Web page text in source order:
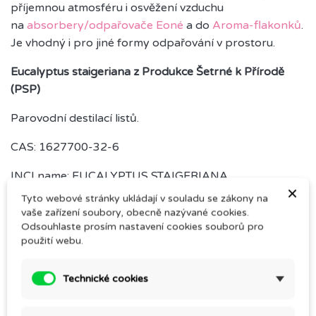
příjemnou atmosféru i osvěžení vzduchu
na absorbery/odpařovače Eoné a do Aroma-flakonků.
Je vhodný i pro jiné formy odpařování v prostoru.
Eucalyptus staigeriana z Produkce Šetrné k Přírodě
(PSP)
Parovodní destilací listů.
CAS: 1627700-32-6
INCI name: EUCALYPTUS STAIGERIANA
BRANCH/LEAF OIL
UFI kód: GS93-N0QK-100D-MQRT
Vyberte si z naší bohaté nabídky eukalyptů:
×
Tyto webové stránky ukládají v souladu se zákony na
vaše zařízení soubory, obecně nazývané cookies.
Odsouhlaste prosím nastavení cookies souborů pro
použití webu.
Technické cookies